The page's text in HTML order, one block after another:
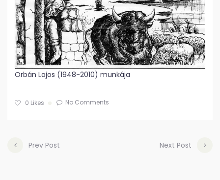
Orbán Lajos (1948-2010) munkája
0 Likes No Comments
Prev Post Next Post